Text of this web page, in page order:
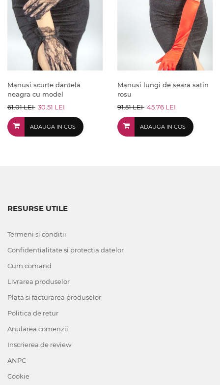
Manusi scurte dantela
neagra cu model
61.01 LEI 30.51 LEI
ADAUGA IN COS
Manusi lungi de seara satin
rosu
91.51 LEI 45.76 LEI
ADAUGA IN COS
RESURSE UTILE
Termeni si conditii
Confidentialitate si protectia datelor
Cum comand
Livrarea produselor
Plata si facturarea produselor
Politica de retur
Anularea comenzii
Inscrierea de review
ANPC
Cookie